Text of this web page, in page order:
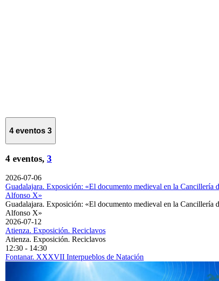
4 eventos 3
4 eventos, 3
2026-07-06
Guadalajara. Exposición: «El documento medieval en la Cancillería
Alfonso X»
Guadalajara. Exposición: «El documento medieval en la Cancillería
Alfonso X»
2026-07-12
Atienza. Exposición. Reciclavos
Atienza. Exposición. Reciclavos
12:30 - 14:30
Fontanar. XXXVII Interpueblos de Natación